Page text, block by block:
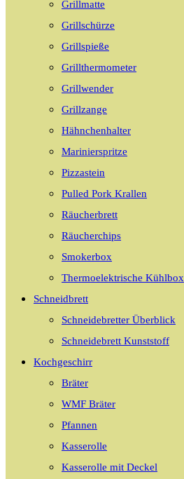
Grillmatte
Grillschürze
Grillspieße
Grillthermometer
Grillwender
Grillzange
Hähnchenhalter
Marinierspritze
Pizzastein
Pulled Pork Krallen
Räucherbrett
Räucherchips
Smokerbox
Thermoelektrische Kühlbox
Schneidbrett
Schneidebretter Überblick
Schneidebrett Kunststoff
Kochgeschirr
Bräter
WMF Bräter
Pfannen
Kasserolle
Kasserolle mit Deckel